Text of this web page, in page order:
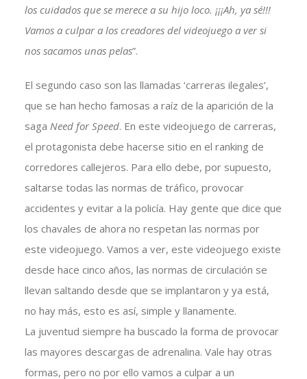
los cuidados que se merece a su hijo loco. ¡¡¡Ah, ya sé!!!
Vamos a culpar a los creadores del videojuego a ver si
nos sacamos unas pelas”.
El segundo caso son las llamadas ‘carreras ilegales’,
que se han hecho famosas a raíz de la aparición de la
saga Need for Speed. En este videojuego de carreras,
el protagonista debe hacerse sitio en el ranking de
corredores callejeros. Para ello debe, por supuesto,
saltarse todas las normas de tráfico, provocar
accidentes y evitar a la policía. Hay gente que dice que
los chavales de ahora no respetan las normas por
este videojuego. Vamos a ver, este videojuego existe
desde hace cinco años, las normas de circulación se
llevan saltando desde que se implantaron y ya está,
no hay más, esto es así, simple y llanamente.
La juventud siempre ha buscado la forma de provocar
las mayores descargas de adrenalina. Vale hay otras
formas, pero no por ello vamos a culpar a un